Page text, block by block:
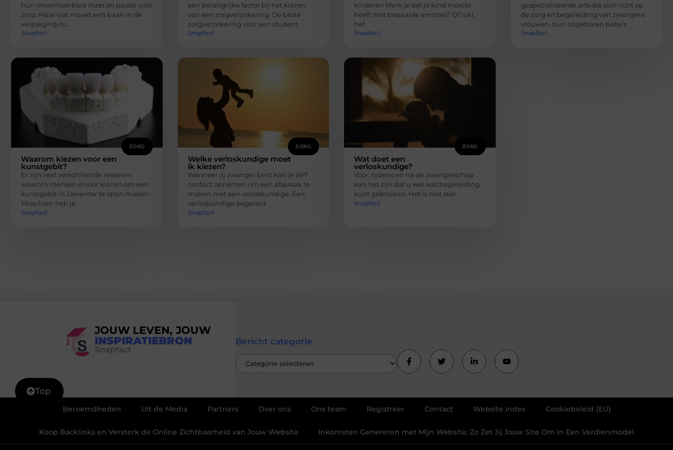
Top
hun onvermoeibare inzet en passie voor
zorg. Maar wat maakt een baan in de
verpleging nu
Snapfact
een belangrijke factor bij het kiezen
van een zorgverzekering. De beste
zorgverzekering voor een student
Snapfact
kinderen Merk je dat je kind moeite
heeft met bepaalde emoties? Of lukt
het
Snapfact
gespecialiseerde arts die zich richt op
de zorg en begeleiding van zwangere
vrouwen, hun ongeboren baby’s
Snapfact
ZORG
Waarom kiezen voor een
kunstgebit?
Er zijn veel verschillende redenen
waarom mensen ervoor kiezen om een
kunstgebit in Deventer te laten maken.
Misschien heb je
Snapfact
ZORG
Welke verloskundige moet
ik kiezen?
Wanneer jij zwanger bent kan je zelf
contact opnemen om een afspraak te
maken met een verloskundige. Een
verloskundige begeleid
Snapfact
ZORG
Wat doet een
verloskundige?
Vóór, tijdens en na de zwangerschap
kan het zijn dat u wel wat begeleiding
kunt gebruiken. Het is niet raar
Snapfact
JOUW LEVEN, JOUW
INSPIRATIEBRON
Snapfact
Bericht categorie
Beroemdheden Uit de Media Partners Over ons Ons team Registreer Contact Website index Cookiebeleid (EU)
Koop Backlinks en Versterk de Online Zichtbaarheid van Jouw Website Inkomsten Genereren met Mijn Website: Zo Zet Jij Jouw Site Om in Een Verdienmodel